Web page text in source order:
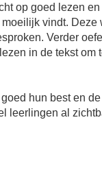
op goed lezen
vindt. Deze
Verder
in de tekst om
hun best en
leerlingen al